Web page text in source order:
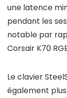
une latence
pendant les
notable par
Corsair K70
Le clavier
également